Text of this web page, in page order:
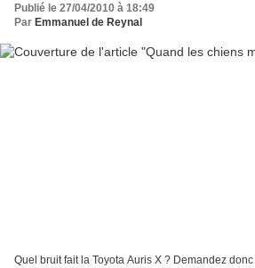
Publié le 27/04/2010 à 18:49
Par Emmanuel de Reynal
Quel bruit fait la Toyota Auris X ? Demandez